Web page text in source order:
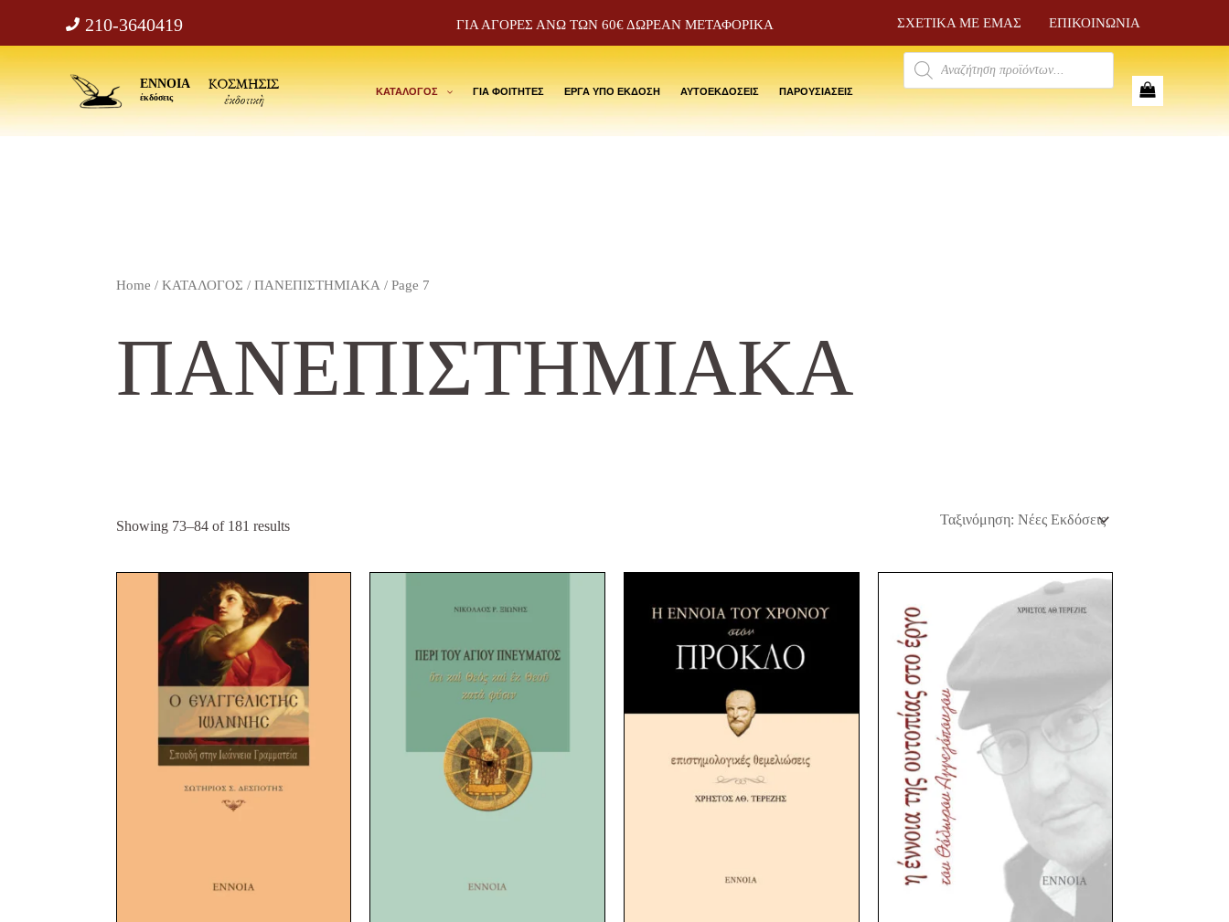
210-3640419 ΓΙΑ ΑΓΟΡΕΣ ΑΝΩ ΤΩΝ 60€ ΔΩΡΕΑΝ ΜΕΤΑΦΟΡΙΚΑ ΣΧΕΤΙΚΑ ΜΕ ΕΜΑΣ ΕΠΙΚΟΙΝΩΝΙΑ
ΕΝΝΟΙΑ
ἐκδόσεις
ΚΑΤΑΛΟΓΟΣ ΓΙΑ ΦΟΙΤΗΤΕΣ ΕΡΓΑ ΥΠΟ ΕΚΔΟΣΗ ΑΥΤΟΕΚΔΟΣΕΙΣ ΠΑΡΟΥΣΙΑΣΕΙΣ
Products
search
Home / ΚΑΤΑΛΟΓΟΣ / ΠΑΝΕΠΙΣΤΗΜΙΑΚΑ / Page 7
ΠΑΝΕΠΙΣΤΗΜΙΑΚΑ
Showing 73–84 of 181 results
53,00 €.
Current
price
is:
40,00 €.
is:
was:
is:
20,00 €.
was:
21,20 €.
16,00 €.